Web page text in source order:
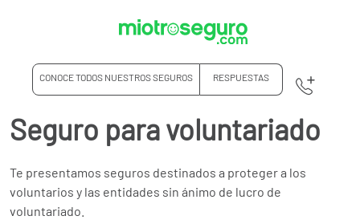
CONOCE TODOS NUESTROS SEGUROS RESPUESTAS
Seguro para voluntariado
Te presentamos seguros destinados a proteger a los
voluntarios y las entidades sin ánimo de lucro de
voluntariado.